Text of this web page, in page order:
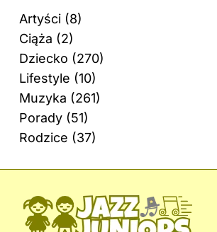
Artyści (8)
Ciąża (2)
Dziecko (270)
Lifestyle (10)
Muzyka (261)
Porady (51)
Rodzice (37)